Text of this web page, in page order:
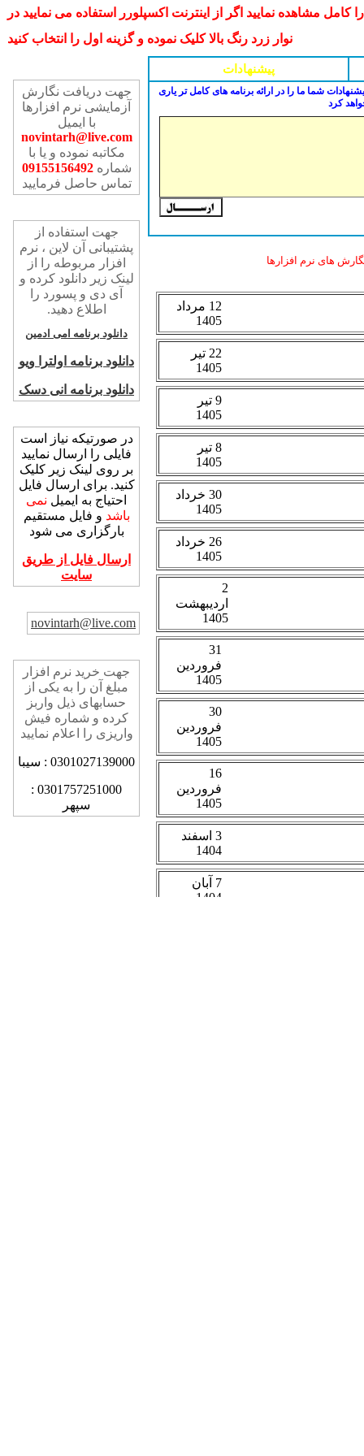
مشاهده نمایید اگر از اینترنت اکسپلورر استفاده می نمایید در
نوار زرد رنگ بالا کلیک نموده و گزینه اول را انتخاب کنید
پیشنهادات
شما ما را در ارائه برنامه های کامل تر یاری
کرد
های نرم افزارها
جهت دریافت نگارش
آزمایشی نرم افزارها
با ایمیل
novintarh@live.com
مکاتبه نموده و یا با
شماره09155156492
تماس حاصل فرمایید
جهت استفاده از
پشتیبانی آن لاین ، نرم
افزار مربوطه را از
لینک زیر دانلود کرده و
آی دی و پسورد را
اطلاع دهید.
دانلود برنامه امی ادمین
دانلود برنامه اولترا ویو
دانلود برنامه انی دسک
در صورتیکه نیاز است
فایلی را ارسال نمایید
بر روی لینک زیر کلیک
کنید. برای ارسال فایل
احتیاج به ایمیل نمی
باشد و فایل مستقیم
بارگزاری می شود
ارسال فایل از طریق
سایت
novintarh@live.com
جهت خرید نرم افزار
مبلغ آن را به یکی از
حسابهای ذیل واربز
کرده و شماره فیش
واریزی را اعلام نمایید
0301027139000 : سیبا
0301757251000 :
سپهر